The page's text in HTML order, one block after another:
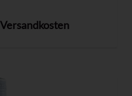
Versandkosten